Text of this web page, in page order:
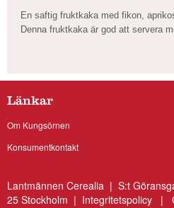
En saftig fruktkaka med fikon,
Denna fruktkaka är god att servera
Länkar
Om Kungsörnen
Konsumentkontakt
Lantmännen Cerealia | S:t
25 Stockholm | Integritetspolicy |